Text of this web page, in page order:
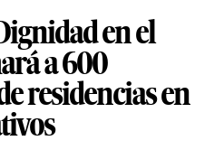
en el
a 600
residencias en